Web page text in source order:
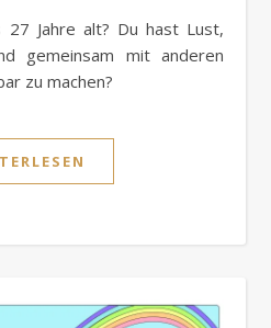
gemeinsam mit anderen
zu machen?